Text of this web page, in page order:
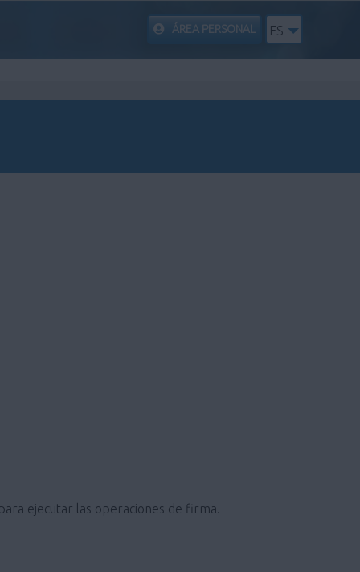
ÁREA PERSONAL ES
ejecutar las operaciones de firma.